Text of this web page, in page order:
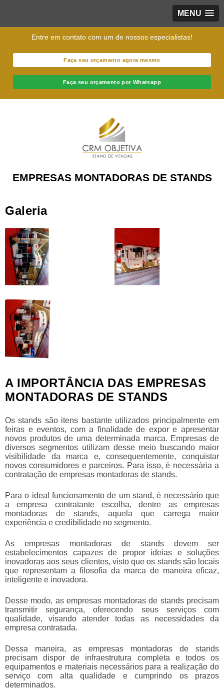
MENU
Entre em contato com um de nossos especialistas!
Faça seu orçamento agora mesmo
Faça seu orçamento por Whatsapp
EMPRESAS MONTADORAS DE STANDS
Galeria
A IMPORTÂNCIA DAS EMPRESAS
MONTADORAS DE STANDS
Os stands são itens bastante utilizados principalmente em
feiras e eventos, com a finalidade de expor e apresentar
novos produtos de uma determinada marca. Empresas de
diversos segmentos utilizam desse meio buscando maior
visibilidade da marca e, consequentemente, conquistar
novos consumidores e parceiros. Para isso, é necessária a
contratação de empresas montadoras de stands.
Para o ideal funcionamento de um stand, é necessário que
a empresa contratante escolha, dentre as empresas
montadoras de stands, aquela que carrega maior
experiência e credibilidade no segmento.
As empresas montadoras de stands devem ser
estabelecimentos capazes de propor ideias e soluções
inovadoras aos seus clientes, visto que os stands são locais
que representam a filosofia da marca de maneira eficaz,
inteligente e inovadora.
Desse modo, as empresas montadoras de standsprecisam
transmitir segurança, oferecendo seus serviços com
qualidade, visando atender todas as necessidades da
empresa contratada.
Dessa maneira, as empresas montadoras de stands
precisam dispor de infraestrutura completa e todos os
equipamentos e materiais necessários para a realização do
serviço com alta qualidade e cumprindo os prazos
determinados.